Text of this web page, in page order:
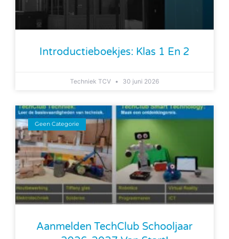
Introductieboekjes: Klas 1 En 2
Techniek TCV 30 juni 2026
Geen Categorie
Aanmelden TechClub Schooljaar